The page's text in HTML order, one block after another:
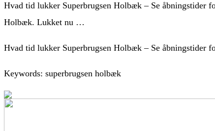
Hvad tid lukker Superbrugsen Holbæk – Se åbningstider
Holbæk. Lukket nu …
Hvad tid lukker Superbrugsen Holbæk – Se åbningstider
Keywords: superbrugsen holbæk